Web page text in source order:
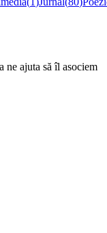
ne ajuta să îl asociem